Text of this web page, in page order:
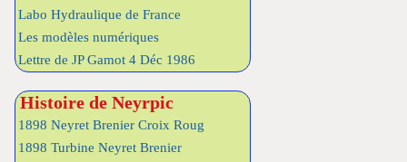
Labo Hydraulique de France
Les modèles numériques
Lettre de JP Gamot 4 Déc 1986
Histoire de Neyrpic
1898 Neyret Brenier Croix Roug
1898 Turbine Neyret Brenier